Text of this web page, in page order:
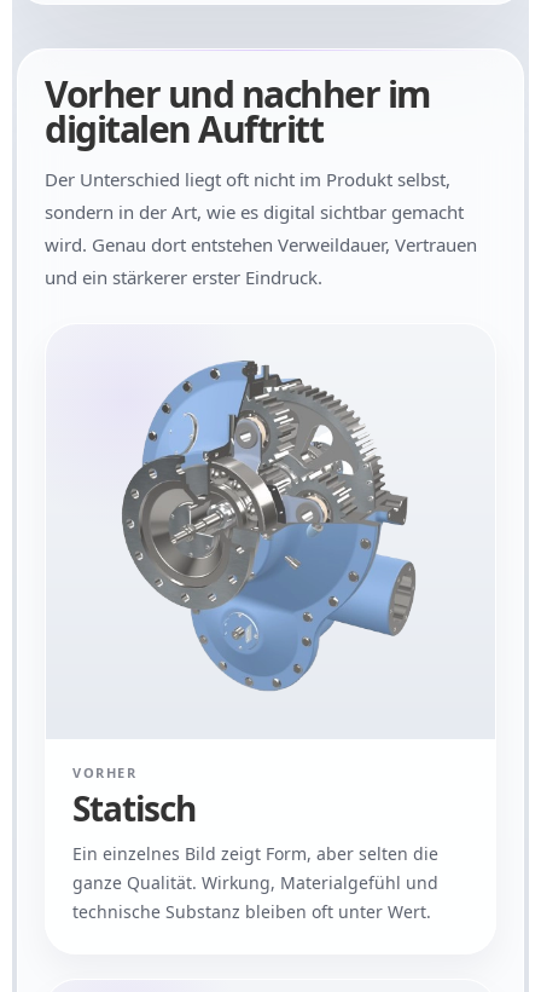
Vorher und nachher im
digitalen Auftritt
Der Unterschied liegt oft nicht im Produkt selbst,
sondern in der Art, wie es digital sichtbar gemacht
wird. Genau dort entstehen Verweildauer, Vertrauen
und ein stärkerer erster Eindruck.
VORHER
Statisch
Ein einzelnes Bild zeigt Form, aber selten die
ganze Qualität. Wirkung, Materialgefühl und
technische Substanz bleiben oft unter Wert.